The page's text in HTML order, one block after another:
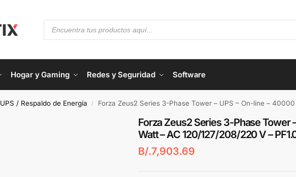
Hogar y Gaming Redes y Seguridad Software
UPS / Respaldo de Energía / Forza Zeus2 Series 3-Phase Tower – UPS – On-line – 40000 Watt –
Forza Zeus2 Series 3-Phase Tower
Watt – AC 120/127/208/220 V –
B/.7,903.69